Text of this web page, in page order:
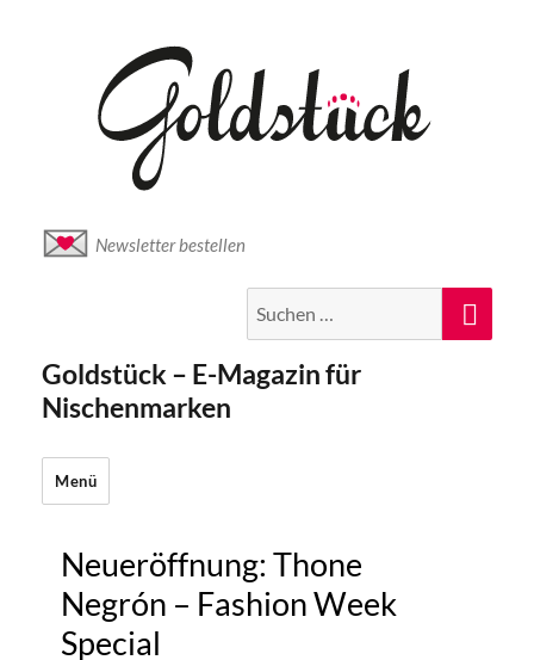
Newsletter bestellen
nach:
Goldstück – E-Magazin für
Nischenmarken
Menü
Neueröffnung: Thone
Negrón – Fashion Week
Special